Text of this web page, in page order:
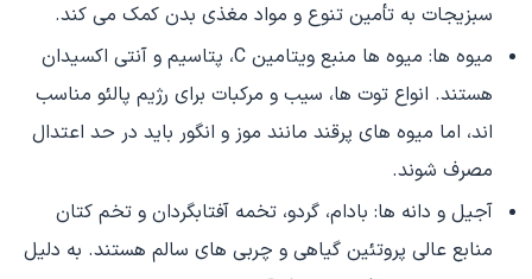
سبزیجات به تأمین تنوع و مواد مغذی بدن کمک می کند.
میوه ها: میوه ها منبع ویتامین C، پتاسیم و آنتی اکسیدان
هستند. انواع توت ها، سیب و مرکبات برای رژیم پالئو مناسب
اند، اما میوه های پرقند مانند موز و انگور باید در حد اعتدال
مصرف شوند.
آجیل و دانه ها: بادام، گردو، تخمه آفتابگردان و تخم کتان
منابع عالی پروتئین گیاهی و چربی های سالم هستند. به دلیل